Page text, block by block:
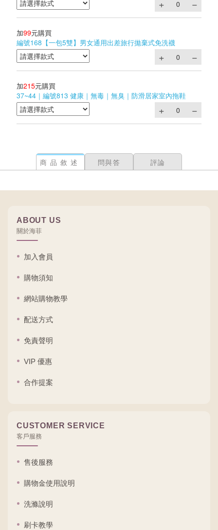
加99元購買
編號168【一包5雙】男女通用出差旅行拋棄式免洗襪
加215元購買
37~44｜編號813 健康｜無毒｜無臭｜防滑居家室內拖鞋
商品敘述 問與答 評論